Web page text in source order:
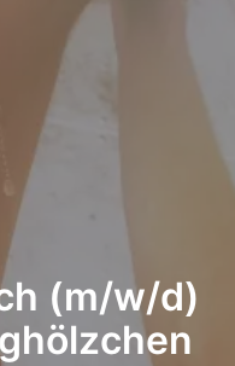
(m/w/d)